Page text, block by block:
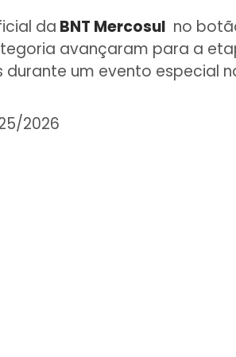
da BNT Mercosul no
avançaram para a
um evento especial
2026